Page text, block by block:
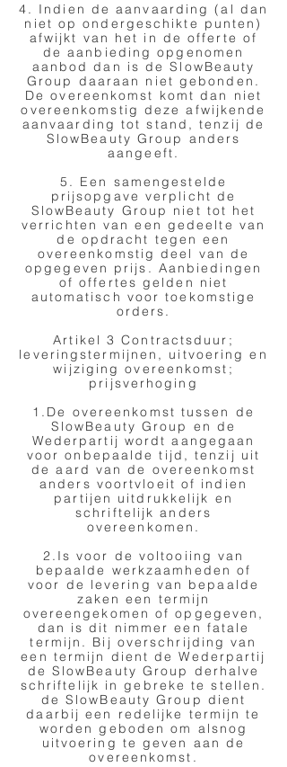
4. Indien de aanvaarding (al dan
niet op ondergeschikte punten)
afwijkt van het in de offerte of
de aanbieding opgenomen
aanbod dan is de SlowBeauty
Group daaraan niet gebonden.
De overeenkomst komt dan niet
overeenkomstig deze afwijkende
aanvaarding tot stand, tenzij de
SlowBeauty Group anders
aangeeft.
5. Een samengestelde
prijsopgave verplicht de
SlowBeauty Group niet tot het
verrichten van een gedeelte van
de opdracht tegen een
overeenkomstig deel van de
opgegeven prijs. Aanbiedingen
of offertes gelden niet
automatisch voor toekomstige
orders.
Artikel 3 Contractsduur;
leveringstermijnen, uitvoering en
wijziging overeenkomst;
prijsverhoging
1.De overeenkomst tussen de
SlowBeauty Group en de
Wederpartij wordt aangegaan
voor onbepaalde tijd, tenzij uit
de aard van de overeenkomst
anders voortvloeit of indien
partijen uitdrukkelijk en
schriftelijk anders
overeenkomen.
2.Is voor de voltooiing van
bepaalde werkzaamheden of
voor de levering van bepaalde
zaken een termijn
overeengekomen of opgegeven,
dan is dit nimmer een fatale
termijn. Bij overschrijding van
een termijn dient de Wederpartij
de SlowBeauty Group derhalve
schriftelijk in gebreke te stellen.
de SlowBeauty Group dient
daarbij een redelijke termijn te
worden geboden om alsnog
uitvoering te geven aan de
overeenkomst.